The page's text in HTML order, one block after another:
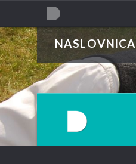
NOVA TVNASLOVNICA